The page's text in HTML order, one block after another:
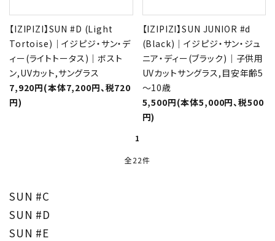
【IZIPIZI】SUN #D (Light
Tortoise)｜イジピジ・サン・デ
ィー(ライトトータス)｜ボスト
ン,UVカット,サングラス
7,920円(本体7,200円、税720
円)
【IZIPIZI】SUN JUNIOR #d
(Black)｜イジピジ・サン・ジュ
ニア・ディー(ブラック)｜子供用
UVカットサングラス,目安年齢5
～10歳
5,500円(本体5,000円、税500
円)
1
全22件
SUN #C
SUN #D
SUN #E